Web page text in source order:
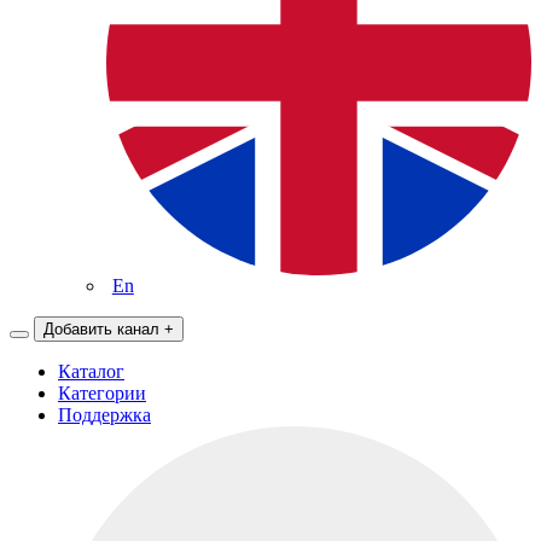
En
Добавить канал +
Каталог
Категории
Поддержка